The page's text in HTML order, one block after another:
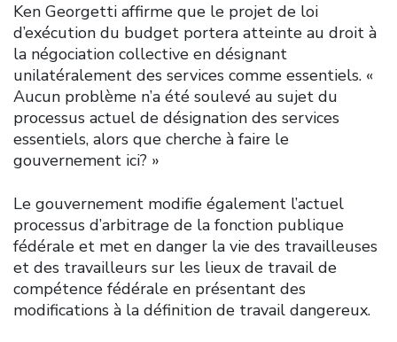
Ken Georgetti affirme que le projet de loi
d’exécution du budget portera atteinte au droit à
la négociation collective en désignant
unilatéralement des services comme essentiels. «
Aucun problème n’a été soulevé au sujet du
processus actuel de désignation des services
essentiels, alors que cherche à faire le
gouvernement ici? »
Le gouvernement modifie également l’actuel
processus d’arbitrage de la fonction publique
fédérale et met en danger la vie des travailleuses
et des travailleurs sur les lieux de travail de
compétence fédérale en présentant des
modifications à la définition de travail dangereux.